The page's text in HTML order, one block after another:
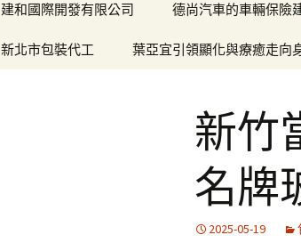
建和國際開發有限公司 德尚汽車的車輛保險
新北市包裝代工 葉亞宜引領顯化與療癒走向
新竹
名牌
2025-05-19